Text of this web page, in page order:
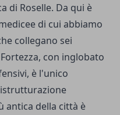
di Roselle. Da qui è
di cui abbiamo
collegano sei
con inglobato
è l'unico
antica della città è